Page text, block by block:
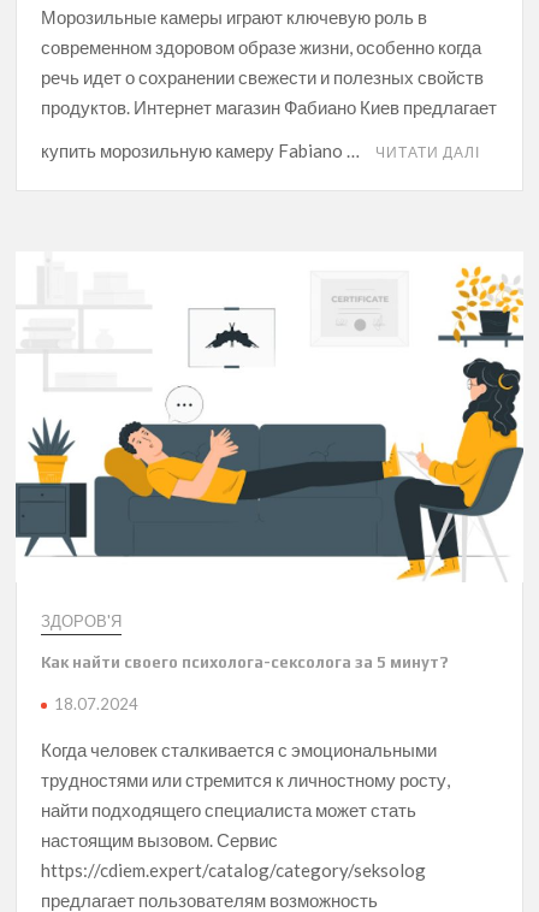
Морозильные камеры играют ключевую роль в
современном здоровом образе жизни, особенно когда
речь идет о сохранении свежести и полезных свойств
продуктов. Интернет магазин Фабиано Киев предлагает
купить морозильную камеру Fabiano …
ЧИТАТИ ДАЛІ
ЗДОРОВ'Я
Как найти своего психолога-сексолога за 5 минут?
18.07.2024
Когда человек сталкивается с эмоциональными
трудностями или стремится к личностному росту,
найти подходящего специалиста может стать
настоящим вызовом. Сервис
https://cdiem.expert/catalog/category/seksolog
предлагает пользователям возможность